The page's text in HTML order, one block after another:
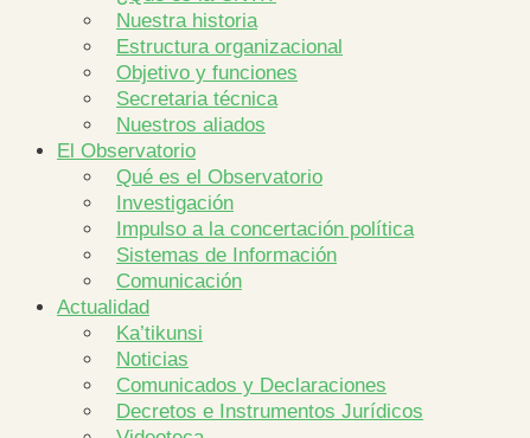
Nuestra historia
Estructura organizacional
Objetivo y funciones
Secretaria técnica
Nuestros aliados
El Observatorio
Qué es el Observatorio
Investigación
Impulso a la concertación política
Sistemas de Información
Comunicación
Actualidad
Ka’tikunsi
Noticias
Comunicados y Declaraciones
Decretos e Instrumentos Jurídicos